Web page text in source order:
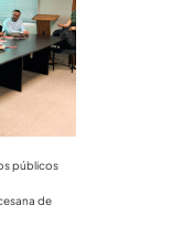
públicos
de